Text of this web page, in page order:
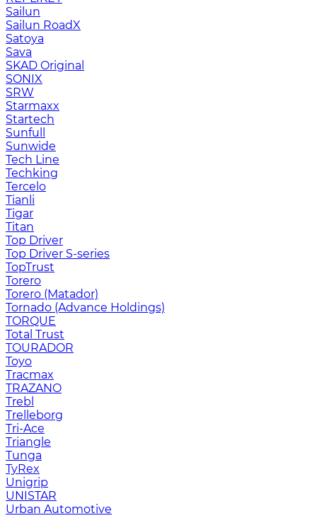
Sailun
Sailun RoadX
Satoya
Sava
SKAD Original
SONIX
SRW
Starmaxx
Startech
Sunfull
Sunwide
Tech Line
Techking
Tercelo
Tianli
Tigar
Titan
Top Driver
Top Driver S-series
TopTrust
Torero
Torero (Matador)
Tornado (Advance Holdings)
TORQUE
Total Trust
TOURADOR
Toyo
Tracmax
TRAZANO
Trebl
Trelleborg
Tri-Ace
Triangle
Tunga
TyRex
Unigrip
UNISTAR
Urban Automotive